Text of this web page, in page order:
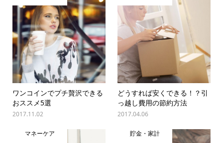
ワンコインでプチ贅沢できる
おススメ5選
2017.11.02
どうすれば安くできる！？引
っ越し費用の節約方法
2017.04.06
マネーケア 貯金・家計